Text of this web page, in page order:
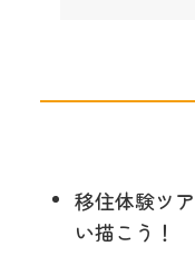
移住体験ツ
い描こう！